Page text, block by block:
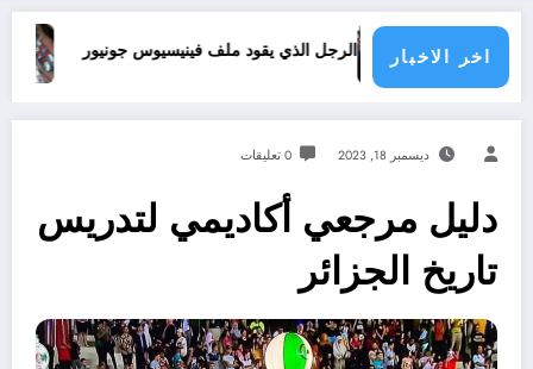
اخر الاخبارالأطراف الرجل الذي يقود ملف فينيسيوس جونيور قانون المؤثرات العقلية في الجزائر
ديسمبر 18, 2023 0 تعليقات
دليل مرجعي أكاديمي لتدريس
تاريخ الجزائر